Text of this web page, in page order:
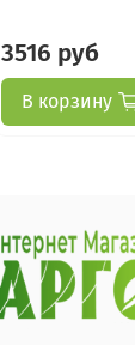
3516 руб
В корзину